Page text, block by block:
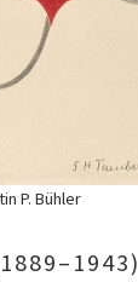
P. Bühler